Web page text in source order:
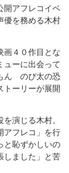
アフレコイベ
優を務める木村
４０作目とな
ューに出会って
ん のび太の恐
トーリーが展開
演じる木村。
アフレコ」を行
と恥ずかしいの
しました」と苦